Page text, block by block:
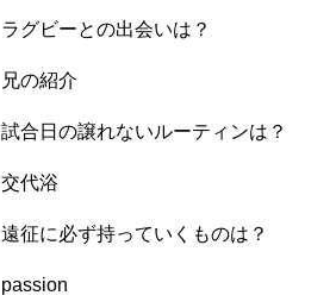
ラグビーとの出会いは？
兄の紹介
試合日の譲れないルーティンは？
交代浴
遠征に必ず持っていくものは？
passion